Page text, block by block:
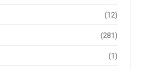
(12)
(281)
(1)